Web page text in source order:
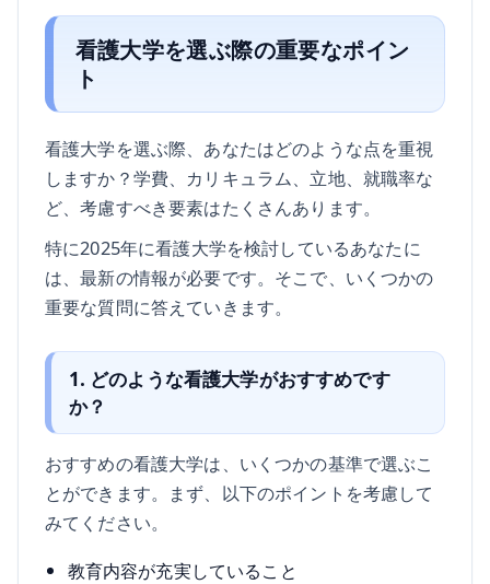
看護大学を選ぶ際の重要なポイン
ト
看護大学を選ぶ際、あなたはどのような点を重視
しますか？学費、カリキュラム、立地、就職率な
ど、考慮すべき要素はたくさんあります。
特に2025年に看護大学を検討しているあなたに
は、最新の情報が必要です。そこで、いくつかの
重要な質問に答えていきます。
1. どのような看護大学がおすすめです
か？
おすすめの看護大学は、いくつかの基準で選ぶこ
とができます。まず、以下のポイントを考慮して
みてください。
教育内容が充実していること